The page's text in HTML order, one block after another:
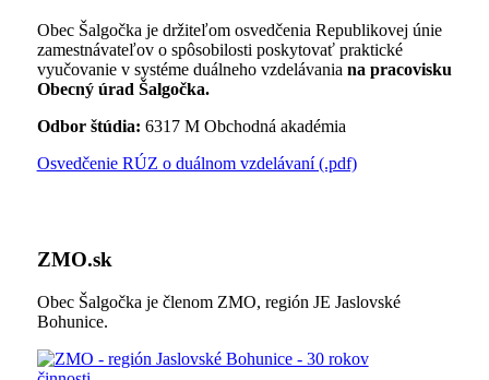
Obec Šalgočka je držiteľom osvedčenia Republikovej únie
zamestnávateľov o spôsobilosti poskytovať praktické
vyučovanie v systéme duálneho vzdelávania na pracovisku
Obecný úrad Šalgočka.
Odbor štúdia: 6317 M Obchodná akadémia
Osvedčenie RÚZ o duálnom vzdelávaní (.pdf)
ZMO.sk
Obec Šalgočka je členom ZMO, región JE Jaslovské
Bohunice.